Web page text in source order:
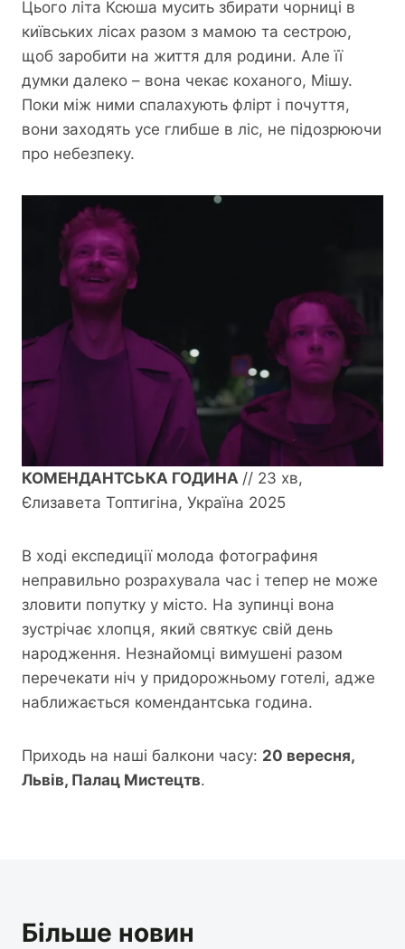
Цього літа Ксюша мусить збирати чорниці в
київських лісах разом з мамою та сестрою,
щоб заробити на життя для родини. Але її
думки далеко – вона чекає коханого, Мішу.
Поки між ними спалахують флірт і почуття,
вони заходять усе глибше в ліс, не підозрюючи
про небезпеку.
КОМЕНДАНТСЬКА ГОДИНА // 23 хв,
Єлизавета Топтигіна, Україна 2025
В ході експедиції молода фотографиня
неправильно розрахувала час і тепер не може
зловити попутку у місто. На зупинці вона
зустрічає хлопця, який святкує свій день
народження. Незнайомці вимушені разом
перечекати ніч у придорожньому готелі, адже
наближається комендантська година.
Приходь на наші балкони часу: 20 вересня,
Львів, Палац Мистецтв.
Більше новин